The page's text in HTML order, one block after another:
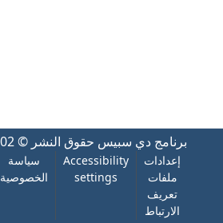
برنامج دي سبيس حقوق النشر © 2002-2026
إعدادات
ملفات
تعريف
الارتباط
Accessibility
settings
سياسة
الخصوصية